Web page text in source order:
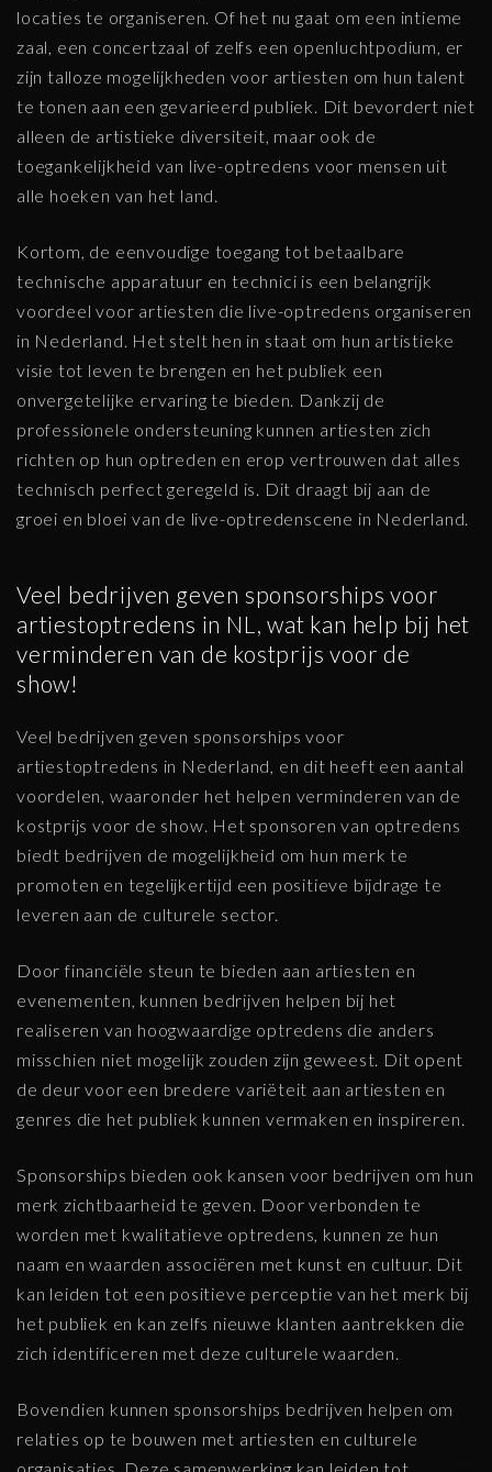
locaties te organiseren. Of het nu gaat om een intieme
zaal, een concertzaal of zelfs een openluchtpodium, er
zijn talloze mogelijkheden voor artiesten om hun talent
te tonen aan een gevarieerd publiek. Dit bevordert niet
alleen de artistieke diversiteit, maar ook de
toegankelijkheid van live-optredens voor mensen uit
alle hoeken van het land.
Kortom, de eenvoudige toegang tot betaalbare
technische apparatuur en technici is een belangrijk
voordeel voor artiesten die live-optredens organiseren
in Nederland. Het stelt hen in staat om hun artistieke
visie tot leven te brengen en het publiek een
onvergetelijke ervaring te bieden. Dankzij de
professionele ondersteuning kunnen artiesten zich
richten op hun optreden en erop vertrouwen dat alles
technisch perfect geregeld is. Dit draagt bij aan de
groei en bloei van de live-optredenscene in Nederland.
Veel bedrijven geven sponsorships voor
artiestoptredens in NL, wat kan help bij het
verminderen van de kostprijs voor de
show!
Veel bedrijven geven sponsorships voor
artiestoptredens in Nederland, en dit heeft een aantal
voordelen, waaronder het helpen verminderen van de
kostprijs voor de show. Het sponsoren van optredens
biedt bedrijven de mogelijkheid om hun merk te
promoten en tegelijkertijd een positieve bijdrage te
leveren aan de culturele sector.
Door financiële steun te bieden aan artiesten en
evenementen, kunnen bedrijven helpen bij het
realiseren van hoogwaardige optredens die anders
misschien niet mogelijk zouden zijn geweest. Dit opent
de deur voor een bredere variëteit aan artiesten en
genres die het publiek kunnen vermaken en inspireren.
Sponsorships bieden ook kansen voor bedrijven om hun
merk zichtbaarheid te geven. Door verbonden te
worden met kwalitatieve optredens, kunnen ze hun
naam en waarden associëren met kunst en cultuur. Dit
kan leiden tot een positieve perceptie van het merk bij
het publiek en kan zelfs nieuwe klanten aantrekken die
zich identificeren met deze culturele waarden.
Bovendien kunnen sponsorships bedrijven helpen om
relaties op te bouwen met artiesten en culturele
organisaties. Deze samenwerking kan leiden tot